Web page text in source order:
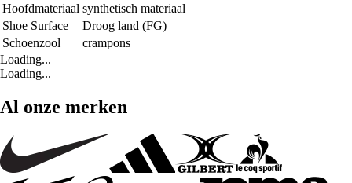
Hoofdmateriaal synthetisch materiaal
Shoe Surface
Droog land (FG)
Schoenzool
crampons
Loading...
Loading...
Al onze merken